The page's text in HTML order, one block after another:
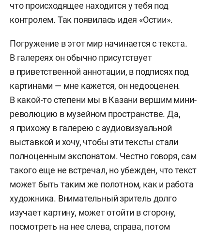
что происходящее находится у тебя под
контролем. Так появилась идея «Остии».
Погружение в этот мир начинается с текста.
В галереях он обычно присутствует
в приветственной аннотации, в подписях под
картинами — мне кажется, он недооценен.
В какой-то степени мы в Казани вершим мини-
революцию в музейном пространстве. Да,
я прихожу в галерею с аудиовизуальной
выставкой и хочу, чтобы эти тексты стали
полноценным экспонатом. Честно говоря, сам
такого еще не встречал, но убежден, что текст
может быть таким же полотном, как и работа
художника. Внимательный зритель долго
изучает картину, может отойти в сторону,
посмотреть на нее слева, справа, потом